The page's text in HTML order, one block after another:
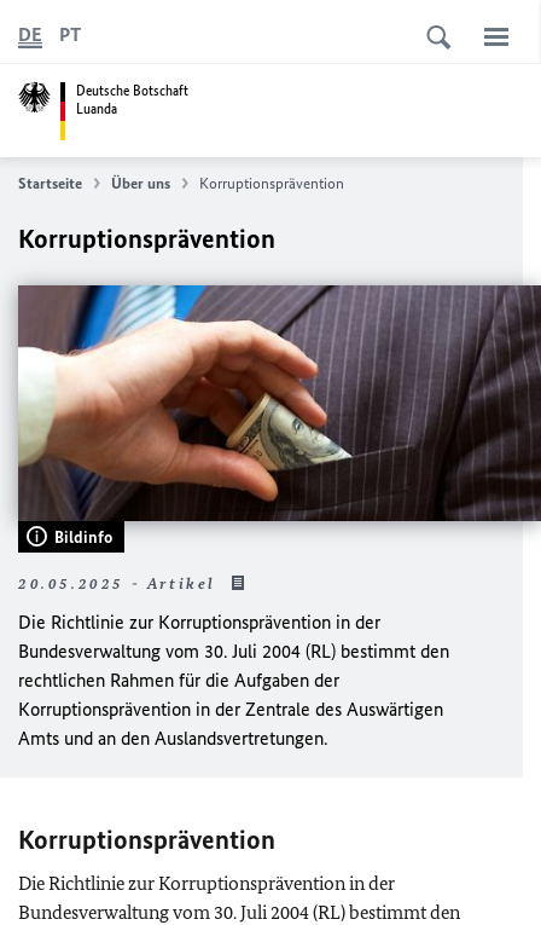
Deutsche Botschaft
Luanda
DE PT
Startseite Über uns Korruptionsprävention
Korruptionsprävention
Bildinfo
20.05.2025 - Artikel
Die Richtlinie zur Korruptionsprävention in der
Bundesverwaltung vom 30. Juli 2004 (RL) bestimmt den
rechtlichen Rahmen für die Aufgaben der
Korruptionsprävention in der Zentrale des Auswärtigen
Amts und an den Auslandsvertretungen.
Korruptionsprävention
Die Richtlinie zur Korruptionsprävention in der
Bundesverwaltung vom 30. Juli 2004 (RL) bestimmt den